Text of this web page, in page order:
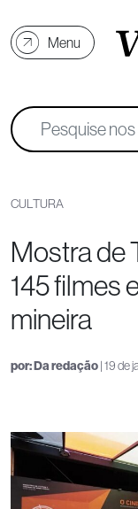
Menu
CULTURA
Mostra de
145 filmes
mineira
por:Da redação| 19 de